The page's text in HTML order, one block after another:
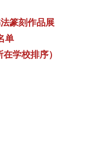
篆刻作品展
单
学校排序）